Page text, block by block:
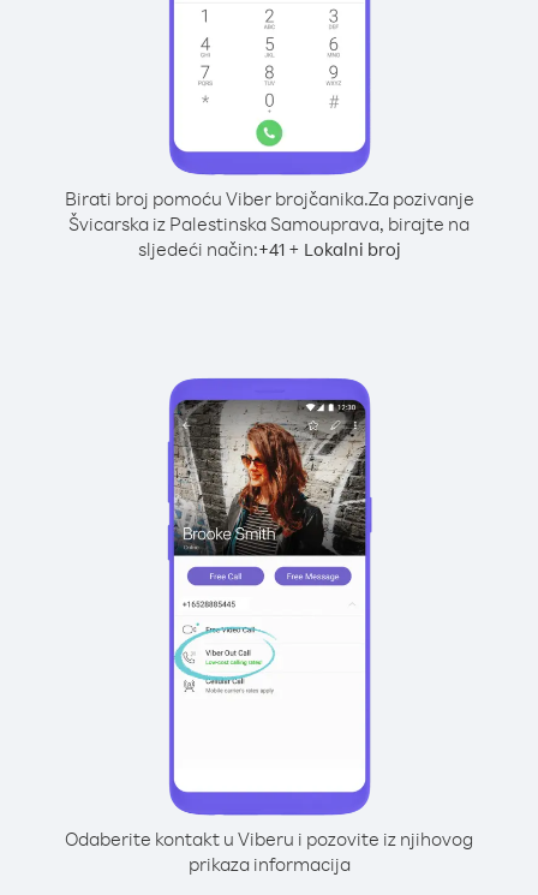
Birati broj pomoću Viber brojčanika.Za pozivanje
Švicarska iz Palestinska Samouprava, birajte na
sljedeći način:+41+ Lokalni broj
Odaberite kontakt u Viberu i pozovite iz njihovog
prikaza informacija